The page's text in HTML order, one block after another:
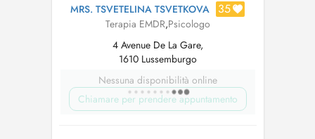
MRS. TSVETELINA TSVETKOVA 35
Terapia EMDR,Psicologo
4 Avenue De La Gare,
1610 Lussemburgo
Nessuna disponibilità online
Chiamare per prendere appuntamento